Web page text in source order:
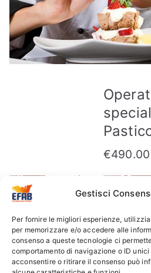
Gestisci
Per fornire le migliori esperienze,
per memorizzare e/o accedere alle
consenso a queste tecnologie ci
comportamento di navigazione o ID unici
acconsentire o ritirare il consenso può
€490.00